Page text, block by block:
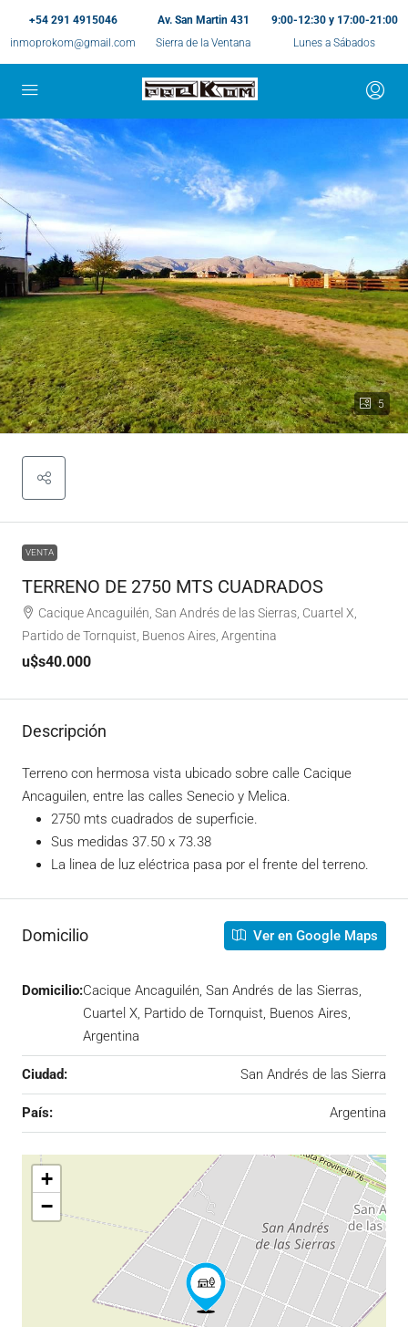
+54 291 4915046
inmoprokom@gmail.com
Av. San Martin 431
Sierra de la Ventana
9:00-12:30 y 17:00-21:00
Lunes a Sábados
5
VENTA
TERRENO DE 2750 MTS CUADRADOS
Cacique Ancaguilén, San Andrés de las Sierras, Cuartel X,
Partido de Tornquist, Buenos Aires, Argentina
u$s40.000
Descripción
Terreno con hermosa vista ubicado sobre calle Cacique
Ancaguilen, entre las calles Senecio y Melica.
2750 mts cuadrados de superficie.
Sus medidas 37.50 x 73.38
La linea de luz eléctrica pasa por el frente del terreno.
Domicilio Ver en Google Maps
Domicilio:Cacique Ancaguilén, San Andrés de las Sierras,
Cuartel X, Partido de Tornquist, Buenos Aires,
Argentina
Ciudad: San Andrés de las Sierra
País: Argentina
+
−